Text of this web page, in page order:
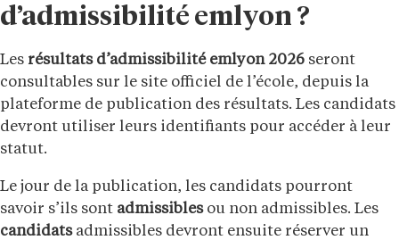
d’admissibilité emlyon ?
Les résultats d’admissibilité emlyon 2026 seront
consultables sur le site officiel de l’école, depuis la
plateforme de publication des résultats. Les candidats
devront utiliser leurs identifiants pour accéder à leur
statut.
Le jour de la publication, les candidats pourront
savoir s’ils sont admissiblesou non admissibles. Les
candidatsadmissibles devront ensuite réserver un